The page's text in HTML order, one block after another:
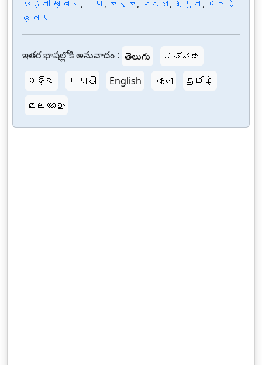
उड़ती ख़बर, गप, चर्चा, जटल, श्रुति, हवाई
ख़बर
ఇతర భాషల్లోకి అనువాదం : తెలుగు
ಕನ್ನಡ
ଓଡ଼ିଆ
मराठी English বাংলা
தமிழ்
മലയാളം